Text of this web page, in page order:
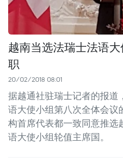
越南当选法瑞士法语
职
20/02/2018 08:01
据越通社驻瑞士记者的报道
语大使小组第八次全体会议
构首席代表都一致同意推选
语大使小组轮值主席国。